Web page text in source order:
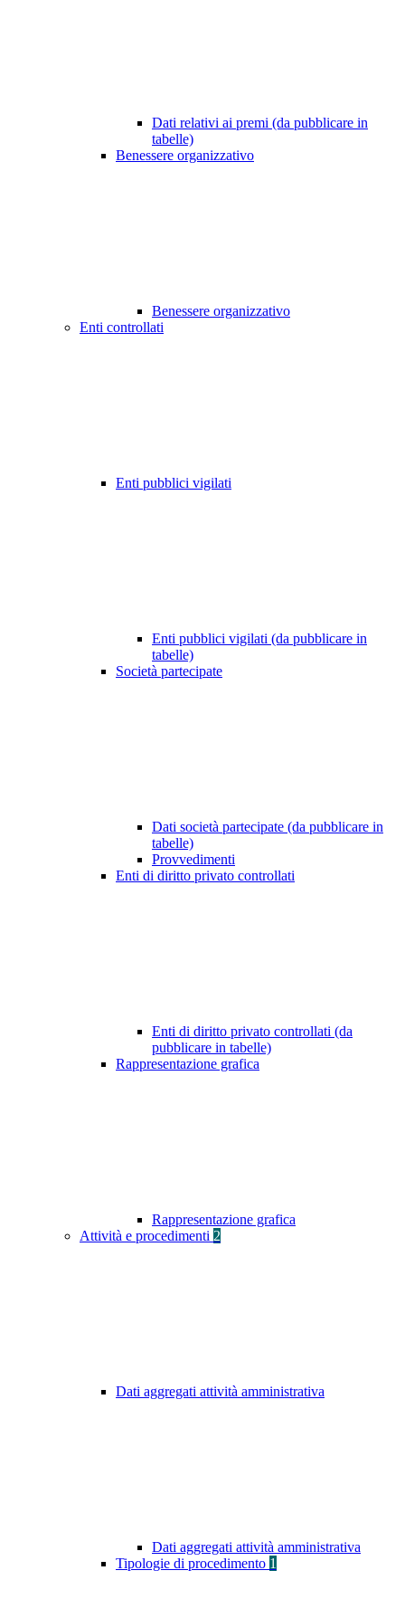
Dati relativi ai premi (da pubblicare in
tabelle)
Benessere organizzativo
Benessere organizzativo
Enti controllati
Enti pubblici vigilati
Enti pubblici vigilati (da pubblicare in
tabelle)
Società partecipate
Dati società partecipate (da pubblicare in
tabelle)
Provvedimenti
Enti di diritto privato controllati
Enti di diritto privato controllati (da
pubblicare in tabelle)
Rappresentazione grafica
Rappresentazione grafica
Attività e procedimenti 2
Dati aggregati attività amministrativa
Dati aggregati attività amministrativa
Tipologie di procedimento 1